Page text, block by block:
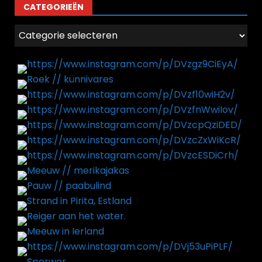
CATEGORIEËN
Categorieën